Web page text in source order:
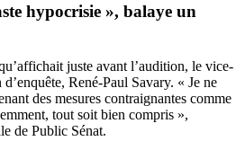
hypocrisie », balaye un
juste avant l’audition, le vice-
René-Paul Savary. « Je ne
des mesures contraignantes comme
tout soit bien compris »,
de Public Sénat.